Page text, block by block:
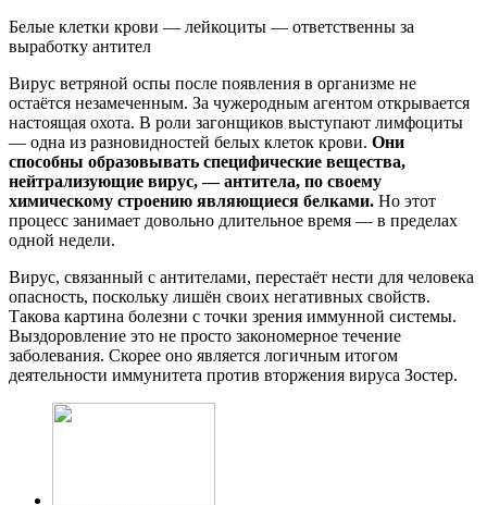
Белые клетки крови — лейкоциты — ответственны за
выработку антител
Вирус ветряной оспы после появления в организме не
остаётся незамеченным. За чужеродным агентом открывается
настоящая охота. В роли загонщиков выступают лимфоциты
— одна из разновидностей белых клеток крови. Они
способны образовывать специфические вещества,
нейтрализующие вирус, — антитела, по своему
химическому строению являющиеся белками. Но этот
процесс занимает довольно длительное время — в пределах
одной недели.
Вирус, связанный с антителами, перестаёт нести для человека
опасность, поскольку лишён своих негативных свойств.
Такова картина болезни с точки зрения иммунной системы.
Выздоровление это не просто закономерное течение
заболевания. Скорее оно является логичным итогом
деятельности иммунитета против вторжения вируса Зостер.